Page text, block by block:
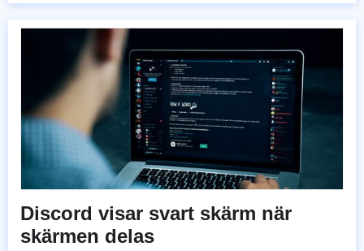
Discord visar svart skärm när
skärmen delas